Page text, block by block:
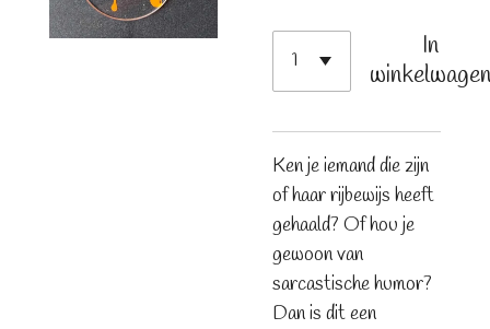
In
Ken je iemand die zijn
of haar rijbewijs heeft
gehaald? Of hou je
gewoon van
sarcastische humor?
Dan is dit een